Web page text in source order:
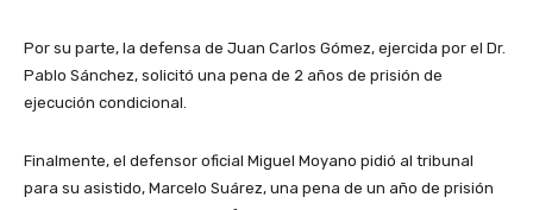
Por su parte, la defensa de Juan Carlos Gómez, ejercida por el Dr.
Pablo Sánchez, solicitó una pena de 2 años de prisión de
ejecución condicional.
Finalmente, el defensor oficial Miguel Moyano pidió al tribunal
para su asistido, Marcelo Suárez, una pena de un año de prisión